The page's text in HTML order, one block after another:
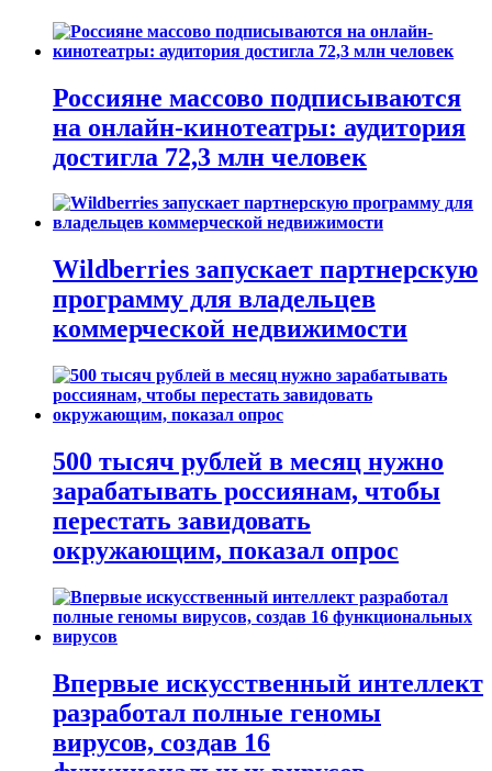
Россияне массово подписываются
на онлайн-кинотеатры: аудитория
достигла 72,3 млн человек
Wildberries запускает партнерскую
программу для владельцев
коммерческой недвижимости
500 тысяч рублей в месяц нужно
зарабатывать россиянам, чтобы
перестать завидовать
окружающим, показал опрос
Впервые искусственный интеллект
разработал полные геномы
вирусов, создав 16